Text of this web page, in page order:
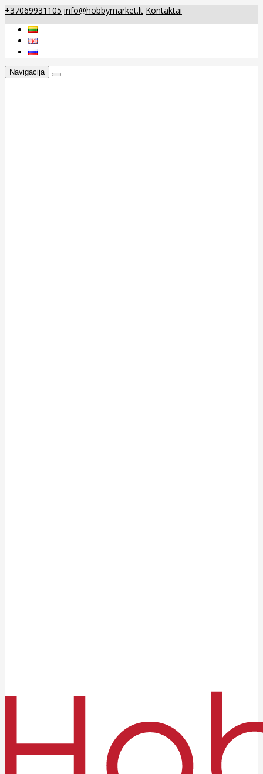
+37069931105 info@hobbymarket.lt Kontaktai
Navigacija